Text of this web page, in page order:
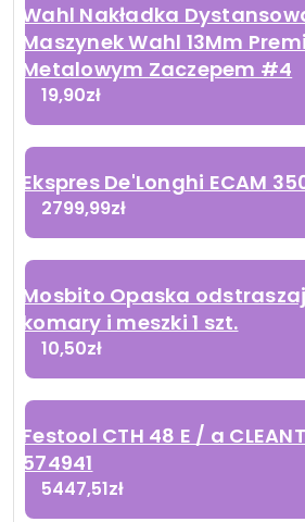
Wahl Nakładka
Maszynek Wahl 13Mm
Metalowym Zaczepem #4
19,90zł
Ekspres De'Longhi ECAM
2799,99zł
Mosbito Opaska
komary i meszki 1 szt.
10,50zł
Festool CTH 48 E / a
574941
5447,51zł